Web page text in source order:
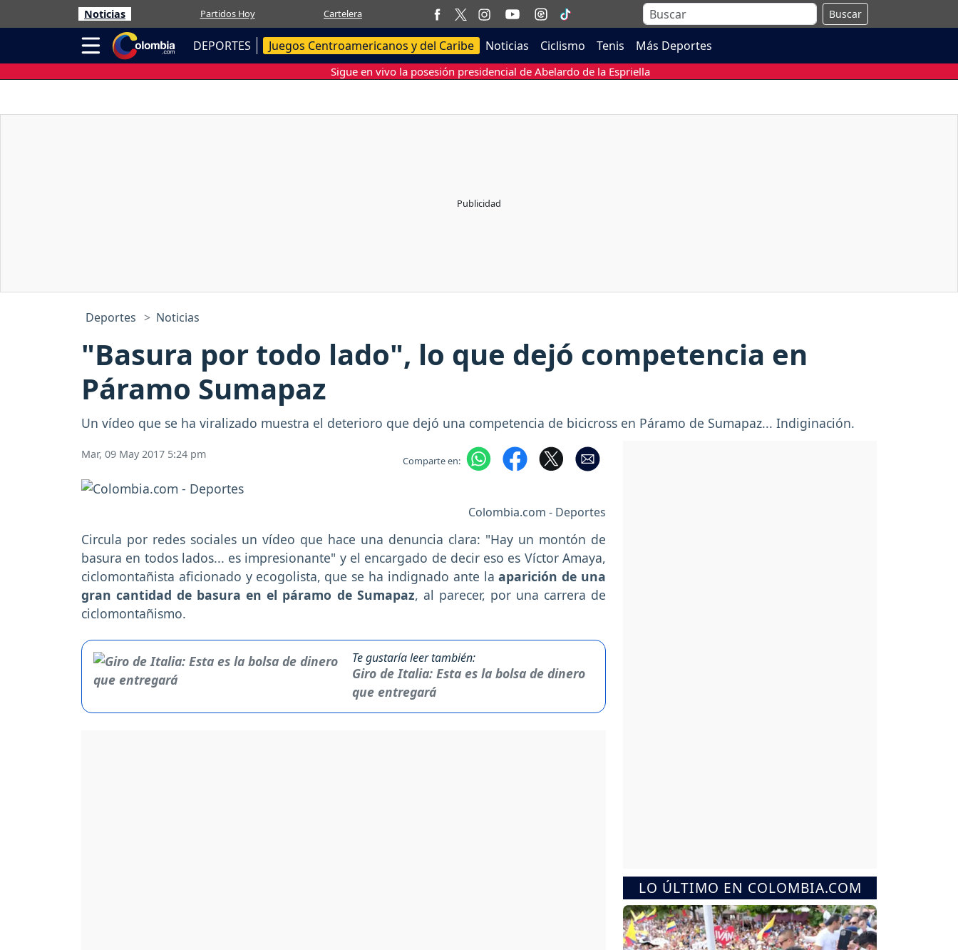
Noticias Partidos Hoy Cartelera Buscar
DEPORTES Juegos Centroamericanos y del Caribe Noticias Ciclismo Tenis Más Deportes
Sigue en vivo la posesión presidencial de Abelardo de la Espriella
Deportes Noticias
"Basura por todo lado", lo que dejó competencia en
Páramo Sumapaz
Un vídeo que se ha viralizado muestra el deterioro que dejó una competencia de bicicross en Páramo de Sumapaz... Indiginación.
Mar, 09 May 2017 5:24 pm Comparte en:
Colombia.com - Deportes
Circula por redes sociales un vídeo que hace una denuncia clara: "Hay un montón de
basura en todos lados... es impresionante" y el encargado de decir eso es Víctor Amaya,
ciclomontañista aficionado y ecogolista, que se ha indignado ante laaparición de una
gran cantidad de basura en el páramo de Sumapaz, al parecer, por una carrera de
ciclomontañismo.
Te gustaría leer también:
Giro de Italia: Esta es la bolsa de dinero
que entregará
LO ÚLTIMO EN COLOMBIA.COM